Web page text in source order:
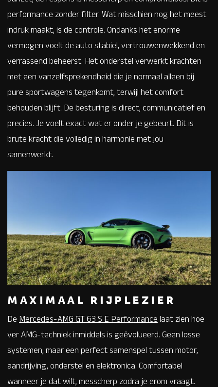
performance zonder filter. Wat misschien nog het meest
indruk maakt, is de controle. Ondanks het enorme
vermogen voelt de auto stabiel, vertrouwenwekkend en
verrassend beheerst. Het onderstel verwerkt krachten
met een vanzelfsprekendheid die je normaal alleen bij
pure sportwagens tegenkomt, terwijl het comfort
behouden blijft. De besturing is direct, communicatief en
precies. Je voelt exact wat er onder je gebeurt. Dit is
brute kracht die volledig in harmonie met jou
samenwerkt.
MAXIMAAL RIJPLEZIER
De Mercedes-AMG GT 63 S E Performance laat zien hoe
ver AMG-techniek inmiddels is geëvolueerd. Geen losse
systemen, maar een perfect samenspel tussen motor,
aandrijving, onderstel en elektronica. Comfortabel
wanneer je dat wilt, messcherp zodra je erom vraagt.